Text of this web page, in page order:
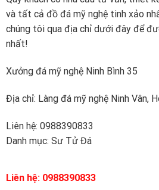
và tất cả đồ đá mỹ nghệ tinh xảo
chúng tôi qua địa chỉ dưới đây để
nhất!
Xưởng đá mỹ nghệ Ninh Bình 35
Địa chỉ: Làng đá mỹ nghệ Ninh Vân,
Liên hệ: 0988390833
Danh mục: Sư Tử Đá
Liên hệ: 0988390833